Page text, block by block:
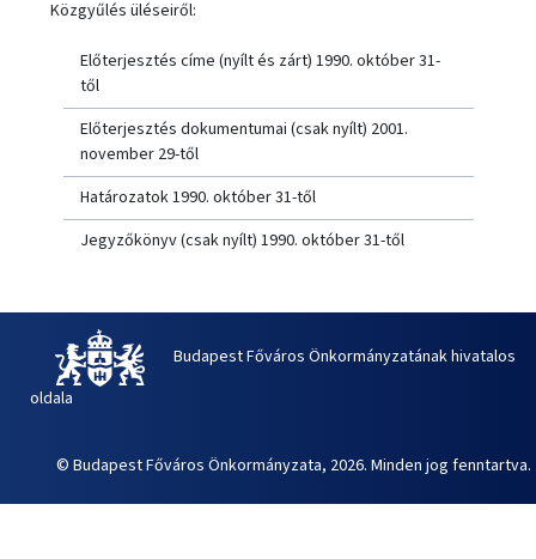
Közgyűlés üléseiről:
Előterjesztés címe (nyílt és zárt) 1990. október 31-
től
Előterjesztés dokumentumai (csak nyílt) 2001.
november 29-től
Határozatok 1990. október 31-től
Jegyzőkönyv (csak nyílt) 1990. október 31-től
Budapest Főváros Önkormányzatának hivatalos
oldala
© Budapest Főváros Önkormányzata, 2026. Minden jog fenntartva.